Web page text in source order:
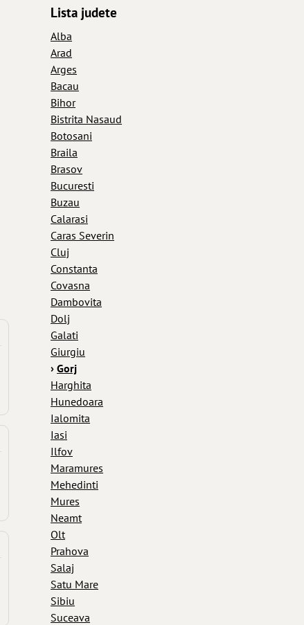
Lista judete
Alba
Arad
Arges
Bacau
Bihor
Bistrita Nasaud
Botosani
Braila
Brasov
Bucuresti
Buzau
Calarasi
Caras Severin
Cluj
Constanta
Covasna
Dambovita
Dolj
Galati
Giurgiu
› Gorj
Harghita
Hunedoara
Ialomita
Iasi
Ilfov
Maramures
Mehedinti
Mures
Neamt
Olt
Prahova
Salaj
Satu Mare
Sibiu
Suceava